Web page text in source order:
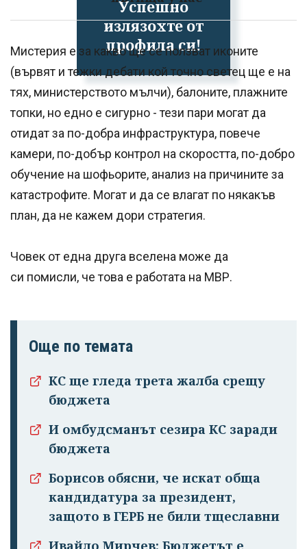
Успешно
излязохте от
профила си!
Мистерия е за какво ще се ползват иконите
(вървят и тежки дебати кой точно светец ще е на
тях, министерството мълчи), балоните, плажните
топки, но едно е сигурно - тези пари могат да
отидат за по-добра инфраструктура, повече
камери, по-добър контрол на скоростта, по-добро
обучение на шофьорите, анализ на причините за
катастрофите. Могат и да се влагат по някакъв
план, да не кажем дори стратегия.
Човек от една друга вселена може да
си помисли, че това е работата на МВР.
Още по темата
КС ще гледа трета жалба срещу
бюджета
И омбудсманът сезира КС заради
бюджета
Борисов обясни, че искат обща
кандидатура за президент,
защото в ГЕРБ не били тщеславни